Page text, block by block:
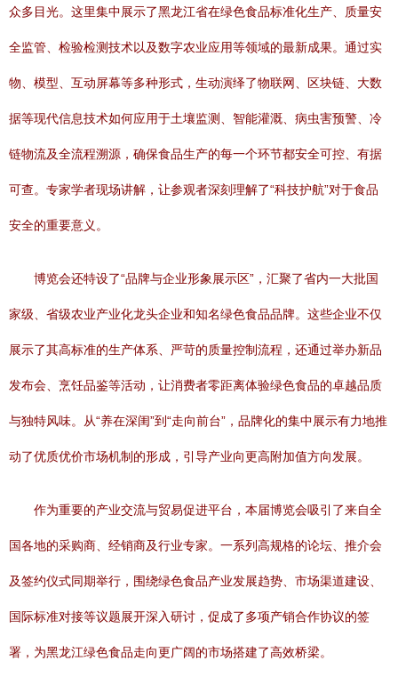
众多目光。这里集中展示了黑龙江省在绿色食品标准化生产、质量安
全监管、检验检测技术以及数字农业应用等领域的最新成果。通过实
物、模型、互动屏幕等多种形式，生动演绎了物联网、区块链、大数
据等现代信息技术如何应用于土壤监测、智能灌溉、病虫害预警、冷
链物流及全流程溯源，确保食品生产的每一个环节都安全可控、有据
可查。专家学者现场讲解，让参观者深刻理解了“科技护航”对于食品
安全的重要意义。
博览会还特设了“品牌与企业形象展示区”，汇聚了省内一大批国
家级、省级农业产业化龙头企业和知名绿色食品品牌。这些企业不仅
展示了其高标准的生产体系、严苛的质量控制流程，还通过举办新品
发布会、烹饪品鉴等活动，让消费者零距离体验绿色食品的卓越品质
与独特风味。从“养在深闺”到“走向前台”，品牌化的集中展示有力地推
动了优质优价市场机制的形成，引导产业向更高附加值方向发展。
作为重要的产业交流与贸易促进平台，本届博览会吸引了来自全
国各地的采购商、经销商及行业专家。一系列高规格的论坛、推介会
及签约仪式同期举行，围绕绿色食品产业发展趋势、市场渠道建设、
国际标准对接等议题展开深入研讨，促成了多项产销合作协议的签
署，为黑龙江绿色食品走向更广阔的市场搭建了高效桥梁。